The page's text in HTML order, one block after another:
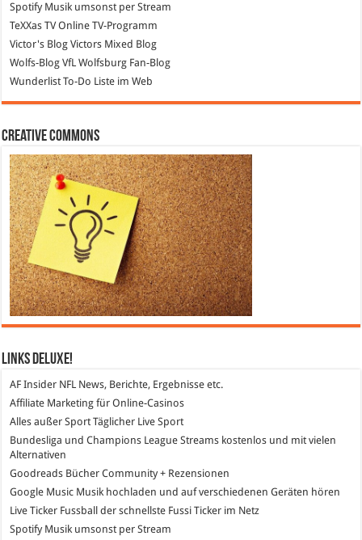
SpotifyMusik umsonst per Stream
TeXXas TVOnline TV-Programm
Victor's Blog Victors Mixed Blog
Wolfs-Blog VfL Wolfsburg Fan-Blog
WunderlistTo-Do Liste im Web
Creative Commons
Links DeLuXe!
AF Insider NFL News, Berichte, Ergebnisse etc.
Affiliate Marketing für Online-Casinos
Alles außer Sport Täglicher Live Sport
Bundesliga und Champions League Streams kostenlos und mit vielen
Alternativen
Goodreads Bücher Community + Rezensionen
Google Music Musik hochladen und auf verschiedenen Geräten hören
Live Ticker Fussball der schnellste Fussi Ticker im Netz
SpotifyMusik umsonst per Stream